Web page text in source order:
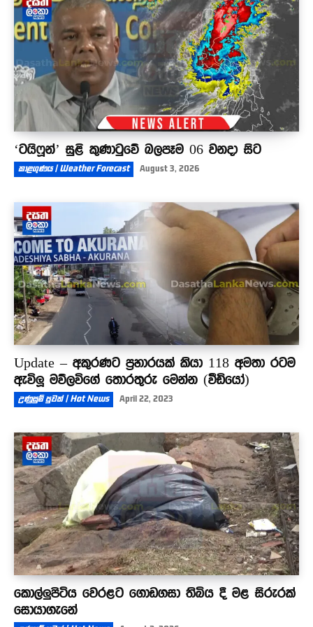
බැ
03:45
‘ටයිෆූන්’ සුළි කුණාටුවේ බලපෑම 06 වනදා සිට
කාළගුණය | Weather Forecast August 3, 2026
Update – අකුරණට ප්‍රහාරයක් කියා 118 අමතා රටම
ඇවිලූ මව්ලවිගේ තොරතුරු මෙන්න (වීඩියෝ)
උණුසුම් පුවත් | Hot News April 22, 2023
කොල්ලුපිටිය වෙරළට ගොඩගසා තිබිය දී මළ සිරුරක්
සොයාගැනේ